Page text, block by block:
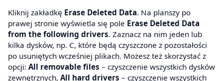
Kliknij zakładkę Erase Deleted Data. Na planszy po
prawej stronie wyświetla się pole Erase Deleted Data
from the following drivers. Zaznacz na nim jeden lub
kilka dysków, np. C, które będą czyszczone z pozostałości
po usuniętych wcześniej plikach. Możesz też skorzystać z
opcji: All removable files – czyszczenie wszystkich dysków
zewnętrznych, All hard drivers – czyszczenie wszystkich